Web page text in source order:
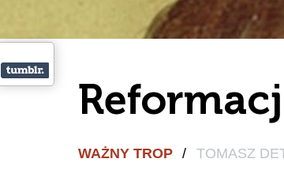
WAŻNY TROP / TOMASZ